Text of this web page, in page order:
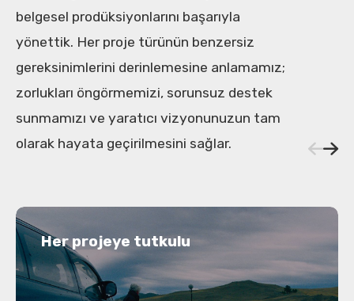
belgesel prodüksiyonlarını başarıyla
yönettik. Her proje türünün benzersiz
gereksinimlerini derinlemesine anlamamız;
zorlukları öngörmemizi, sorunsuz destek
sunmamızı ve yaratıcı vizyonunuzun tam
olarak hayata geçirilmesini sağlar.
Her projeye tutkulu